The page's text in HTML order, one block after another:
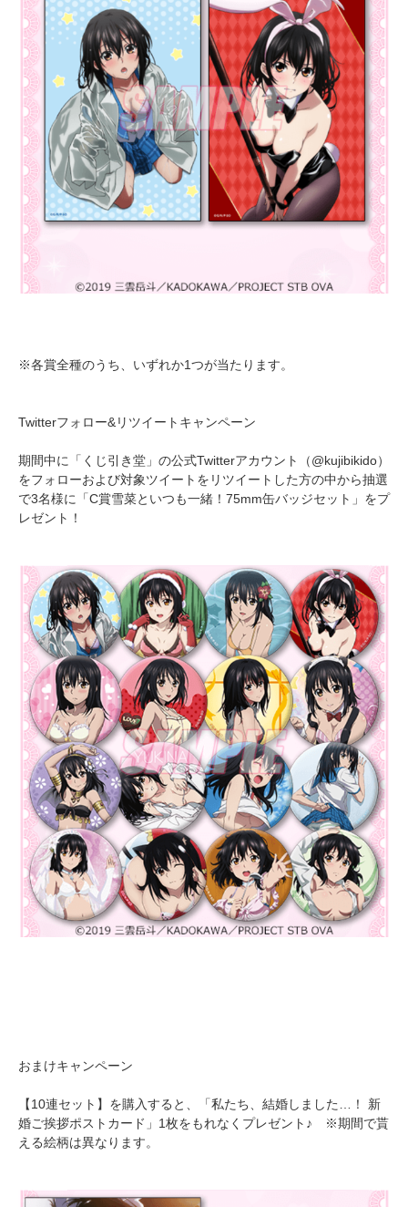
※各賞全種のうち、いずれか1つが当たります。
Twitterフォロー&リツイートキャンペーン
期間中に「くじ引き堂」の公式Twitterアカウント（@kujibikido）
をフォローおよび対象ツイートをリツイートした方の中から抽選
で3名様に「C賞雪菜といつも一緒！75mm缶バッジセット」をプ
レゼント！
おまけキャンペーン
【10連セット】を購入すると、「私たち、結婚しました…！ 新
婚ご挨拶ポストカード」1枚をもれなくプレゼント♪ ※期間で貰
える絵柄は異なります。